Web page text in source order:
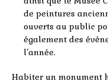
de peintures
ouverts au public
également des
l’année.
Habiter un monument